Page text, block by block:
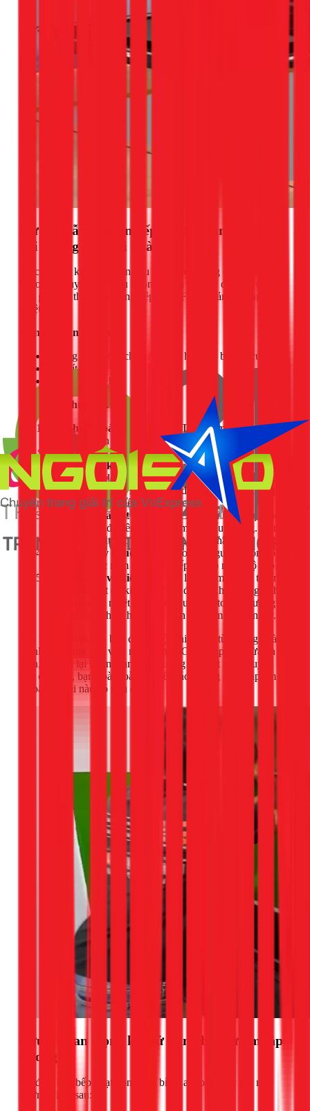
Hướng dẫn chuyển bếp từ âm thành dương
với khung inox tại nhà
Việc lắp đặt khá đơn giản nếu bạn có đủ dụng cụ và một chút
khéo léo. Tuy nhiên, nếu không tự tin về việc đấu nối điện,
hãy gọi cho thợ chuyên nghiệp của 1Fix để đảm bảo an toàn
tuyệt đối.
Dụng cụ cần chuẩn bị:
Khung inox có kích thước phù hợp với bếp từ của bạn.
Tua vít.
Găng tay bảo hộ.
Các bước thực hiện:
Ngắt hoàn toàn nguồn điện:
Tắt aptomat (CB) tổng
hoặc rút phích cắm của bếp. Đây là bước bắt buộc để
đảm bảo an toàn.
Đặt bếp vào khung:
Nhẹ nhàng lật ngửa bếp từ, sau
đó đặt khung lên trên sao cho các góc khớp với nhau.
Một số loại khung sẽ có ốc vít đi kèm để cố định bếp
vào khung. Hãy siết chặt các ốc này.
Lật bếp lại và đặt vào vị trí:
Cẩn thận lật cả cụm bếp
và khung lại, đặt lên vị trí bạn muốn nấu nướng. Đảm
bảo bề mặt đặt bếp bằng phẳng, chắc chắn.
Kiểm tra dây nguồn:
Đảm bảo dây nguồn không bị
cấn, gập hoặc nằm dưới đáy bếp nơi có nhiệt độ cao.
Kết nối điện và kiểm tra:
Bật lại aptomat. Đặt thử nồi
lên bếp và bật để kiểm tra hoạt động. Chú ý lắng nghe
tiếng quạt tản nhiệt chạy, nếu quạt kêu to bất thường
hoặc không chạy, hãy ngắt điện và kiểm tra lại ngay.
Sau khi hoàn thành, bạn đã có một chiếc bếp từ dương hoàn
chỉnh, sẵn sàng cho việc nấu nướng. Giải pháp này vừa an
toàn, tiện lợi lại không làm ảnh hưởng đến kết cấu nguyên
bản của bếp, bạn hoàn toàn có thể tháo khung ra và lắp âm trở
lại bất cứ khi nào có nhu cầu.
Lưu ý quan trọng khi sử dụng bếp từ âm lắp
dương
Để đảm bảo bếp hoạt động bền bỉ và an toàn, hãy ghi nhớ
những điểm sau: